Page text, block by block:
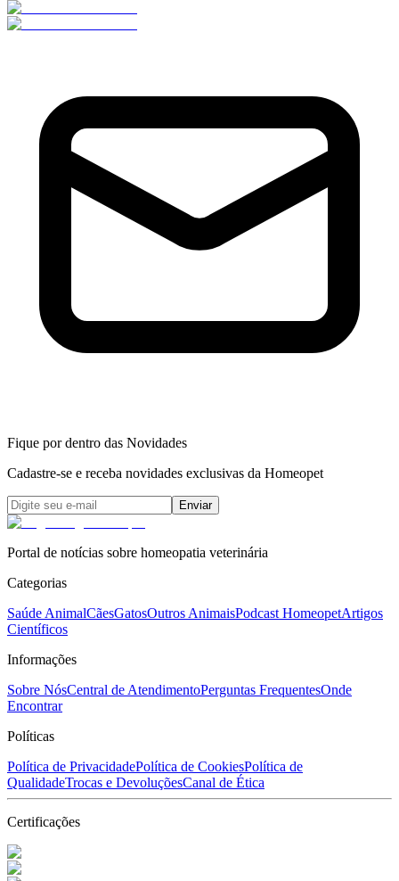
Fique por dentro das Novidades
Cadastre-se e receba novidades exclusivas da Homeopet
Enviar
Portal de notícias sobre homeopatia veterinária
Categorias
Saúde AnimalCãesGatosOutros AnimaisPodcast HomeopetArtigos
Científicos
Informações
Sobre NósCentral de AtendimentoPerguntas FrequentesOnde
Encontrar
Políticas
Política de PrivacidadePolítica de CookiesPolítica de
QualidadeTrocas e DevoluçõesCanal de Ética
Certificações